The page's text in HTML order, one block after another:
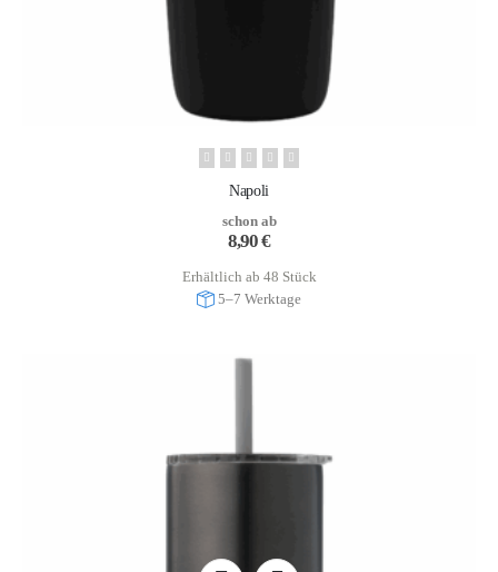
Napoli
schon ab
8,90€
Erhältlich ab 48 Stück
5–7 Werktage